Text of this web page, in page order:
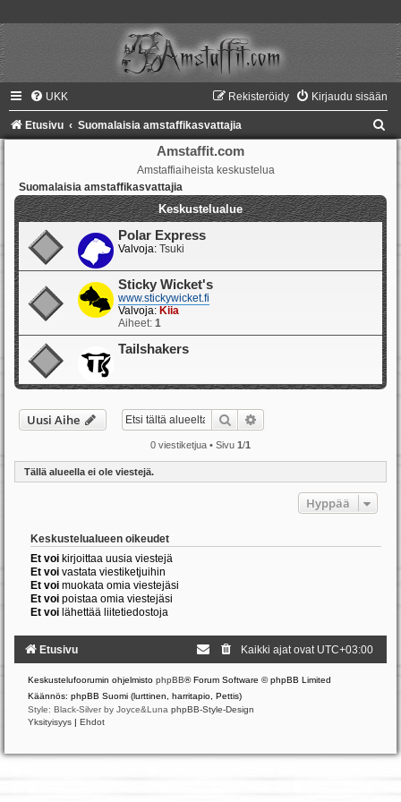
UKK Kirjaudu sisään
Rekisteröidy
Etusivu Suomalaisia amstaffikasvattajia
Amstaffit.com
Amstaffiaiheista keskustelua
Suomalaisia amstaffikasvattajia
Keskustelualue
Polar Express
Valvoja: Tsuki
Sticky Wicket's
www.stickywicket.fi
Valvoja: Kiia
Aiheet: 1
Tailshakers
Uusi Aihe Etsi
0 viestiketjua • Sivu 1/1
Tällä alueella ei ole viestejä.
Hyppää
Keskustelualueen oikeudet
Et voi kirjoittaa uusia viestejä
Et voi vastata viestiketjuihin
Et voi muokata omia viestejäsi
Et voi poistaa omia viestejäsi
Et voi lähettää liitetiedostoja
Etusivu Kaikki ajat ovat UTC+03:00
Keskustelufoorumin ohjelmisto phpBB® Forum Software © phpBB Limited
Käännös: phpBB Suomi (lurttinen, harritapio, Pettis)
Style: Black-Silver by Joyce&Luna phpBB-Style-Design
Yksityisyys | Ehdot